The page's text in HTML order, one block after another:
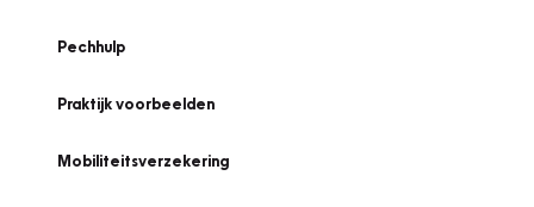
Pechhulp
Praktijk voorbeelden
Mobiliteitsverzekering